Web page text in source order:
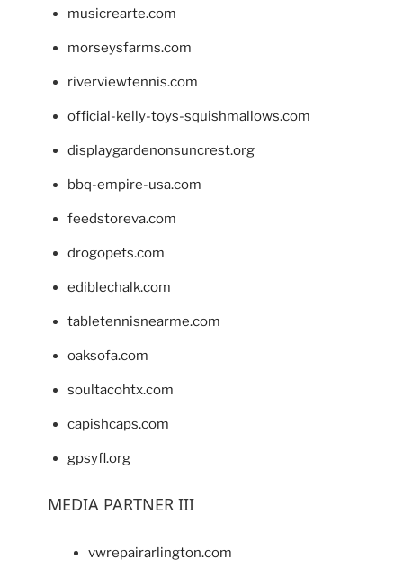
musicrearte.com
morseysfarms.com
riverviewtennis.com
official-kelly-toys-squishmallows.com
displaygardenonsuncrest.org
bbq-empire-usa.com
feedstoreva.com
drogopets.com
ediblechalk.com
tabletennisnearme.com
oaksofa.com
soultacohtx.com
capishcaps.com
gpsyfl.org
MEDIA PARTNER III
vwrepairarlington.com